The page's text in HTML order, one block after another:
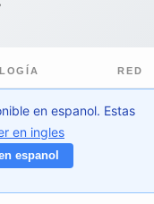
RED
en espanol. Estas
en ingles
espanol